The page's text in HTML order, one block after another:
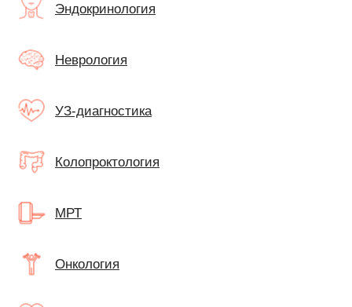
Эндокринология
Неврология
УЗ-диагностика
Колопроктология
МРТ
Онкология